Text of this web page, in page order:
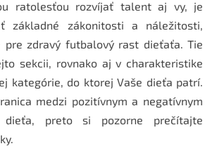
ratolesťou rozvíjať talent aj vy, je
základné zákonitosti a náležitosti,
pre zdravý futbalový rast dieťaťa. Tie
sekcii, rovnako aj v charakteristike
kategórie, do ktorej Vaše dieťa patrí.
medzi pozitívnym a negatívnym
dieťa, preto si pozorne prečítajte